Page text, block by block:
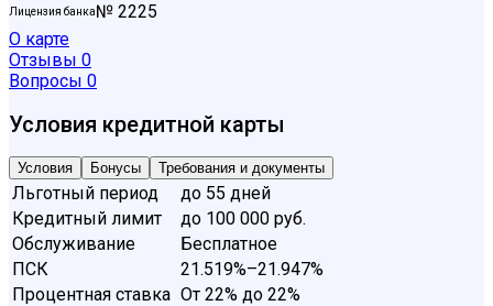
Лицензия банка№ 2225
О карте
Отзывы 0
Вопросы 0
Условия кредитной карты
Условия Бонусы Требования и документы
Льготный период
до 55 дней
Кредитный лимит
до 100 000 руб.
Обслуживание
Бесплатное
ПСК
21.519%–21.947%
Процентная ставка От 22% до 22%